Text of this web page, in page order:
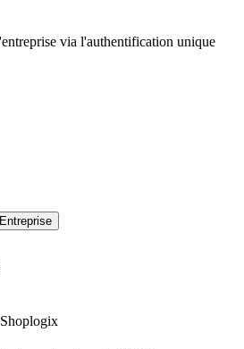
via l'authentification unique
Entreprise